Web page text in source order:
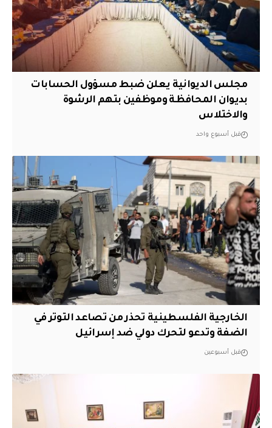
مجلس الديوانية يعلن ضبط مسؤول الحسابات
بديوان المحافظة وموظفين بتهم الرشوة
والاختلاس
قبل أسبوع واحد
الخارجية الفلسطينية تحذر من تصاعد التوتر في
الضفة وتدعو لتحرك دولي ضد إسرائيل
قبل أسبوعين